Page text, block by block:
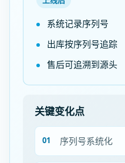
系统记录序列号
出库按序列号追踪
售后可追溯到源头
关键变化点
序列号系统化